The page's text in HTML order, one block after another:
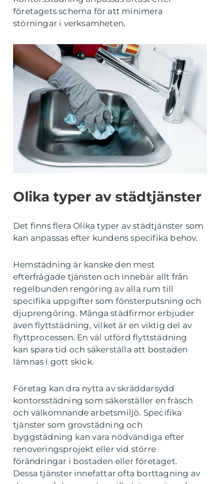
företagets schema för att minimera
störningar i verksamheten.
Olika typer av städtjänster
Det finns flera Olika typer av städtjänster som
kan anpassas efter kundens specifika behov.
Hemstädning är kanske den mest
efterfrågade tjänsten och innebär allt från
regelbunden rengöring av alla rum till
specifika uppgifter som fönsterputsning och
djuprengöring. Många städfirmor erbjuder
även flyttstädning, vilket är en viktig del av
flyttprocessen. En väl utförd flyttstädning
kan spara tid och säkerställa att bostaden
lämnas i gott skick.
Företag kan dra nytta av skräddarsydd
kontorsstädning som säkerställer en fräsch
och välkomnande arbetsmiljö. Specifika
tjänster som grovstädning och
byggstädning kan vara nödvändiga efter
renoveringsprojekt eller vid större
förändringar i bostaden eller företaget.
Dessa tjänster innefattar ofta borttagning av